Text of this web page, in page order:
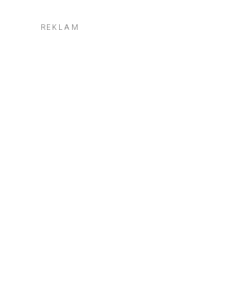
REKLAM